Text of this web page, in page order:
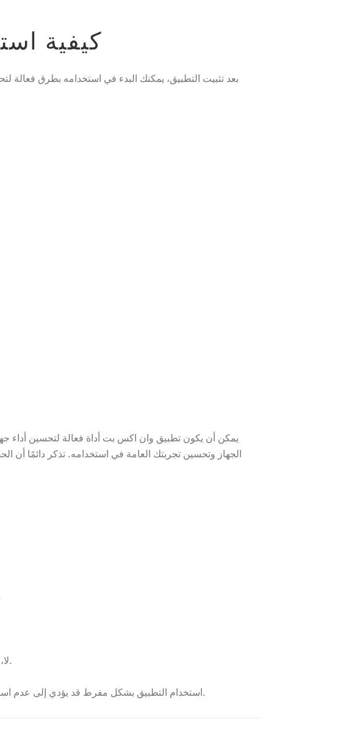
كيفية
بعد تثبيت التطبيق، يمكنك البدء في استخدامه بطرق فعالة
يمكن أن يكون تطبيق وان اكس بت أداة فعالة لتحسين أداء
الجهاز وتحسين تجربتك العامة في استخدامه. تذكر دائمًا أن
لا، إذا تم استخدامه بطريقة صحيحة ووفقًا لتعليمات الاستخدام، فلن يؤثر على ضمان الجهاز.
استخدام التطبيق بشكل مفرط قد يؤدي إلى عدم استقرار النظام أو إلى حذف ملفات قد تكون هامة، لذا يُنصح بالتحقق قبل اتخاذ أي إجراءات.